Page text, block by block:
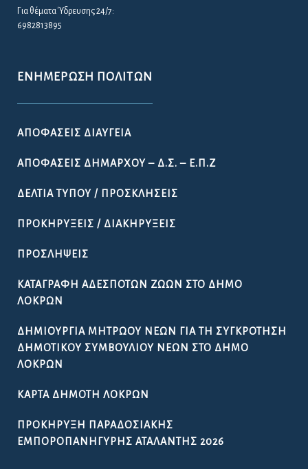
Για θέματα Ύδρευσης 24/7:
6982813895
ΕΝΗΜΈΡΩΣΗ ΠΟΛΙΤΏΝ
ΑΠΟΦΆΣΕΙΣ ΔΙΑΎΓΕΙΑ
ΑΠΟΦΆΣΕΙΣ ΔΗΜΆΡΧΟΥ – Δ.Σ. – Ε.Π.Ζ
ΔΕΛΤΊΑ ΤΎΠΟΥ / ΠΡΟΣΚΛΉΣΕΙΣ
ΠΡΟΚΗΡΎΞΕΙΣ / ΔΙΑΚΗΡΎΞΕΙΣ
ΠΡΟΣΛΉΨΕΙΣ
ΚΑΤΑΓΡΑΦΉ ΑΔΈΣΠΟΤΩΝ ΖΏΩΝ ΣΤΟ ΔΉΜΟ
ΛΟΚΡΏΝ
ΔΗΜΙΟΥΡΓΊΑ ΜΗΤΡΏΟΥ ΝΈΩΝ ΓΙΑ ΤΗ ΣΥΓΚΡΌΤΗΣΗ
ΔΗΜΟΤΙΚΟΎ ΣΥΜΒΟΥΛΊΟΥ ΝΈΩΝ ΣΤΟ ΔΉΜΟ
ΛΟΚΡΏΝ
ΚΆΡΤΑ ΔΗΜΌΤΗ ΛΟΚΡΏΝ
ΠΡΟΚΉΡΥΞΗ ΠΑΡΑΔΟΣΙΑΚΉΣ
ΕΜΠΟΡΟΠΑΝΉΓΥΡΗΣ ΑΤΑΛΆΝΤΗΣ 2026